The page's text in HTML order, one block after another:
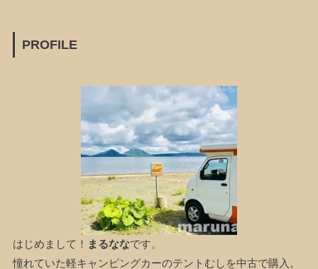
PROFILE
はじめまして！ まるななです。
憧れていた軽キャンピングカーのテントむしを中古で購入。